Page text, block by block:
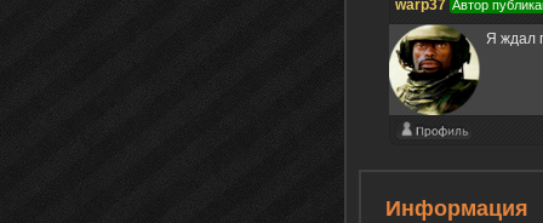
warp37 Автор
Я ждал
Информация